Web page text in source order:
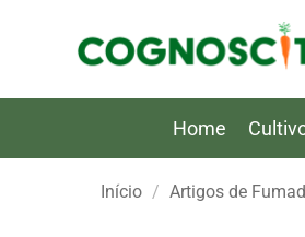
Home
Início / Artigos de